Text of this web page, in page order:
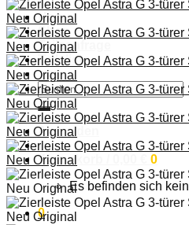
Home
Shop
Teileanfrage
Teileliste
Suchen
nach:
Anmelden
Warenkorb /
0
Es befinden sich
0